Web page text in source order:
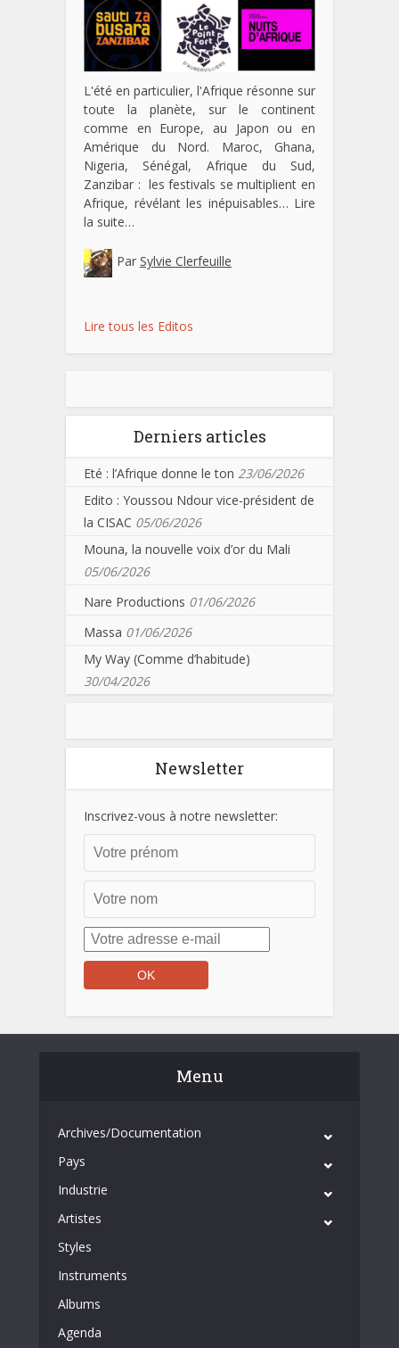
L'été en particulier, l'Afrique résonne sur
toute la planète, sur le continent
comme en Europe, au Japon ou en
Amérique du Nord. Maroc, Ghana,
Nigeria, Sénégal, Afrique du Sud,
Zanzibar : les festivals se multiplient en
Afrique, révélant les inépuisables… Lire
la suite…
Par Sylvie Clerfeuille
Lire tous les Editos
Derniers articles
Eté : l’Afrique donne le ton 23/06/2026
Edito : Youssou Ndour vice-président de
la CISAC 05/06/2026
Mouna, la nouvelle voix d’or du Mali
05/06/2026
Nare Productions 01/06/2026
Massa 01/06/2026
My Way (Comme d’habitude)
30/04/2026
Newsletter
Inscrivez-vous à notre newsletter:
Menu
Archives/Documentation
Pays
Industrie
Artistes
Styles
Instruments
Albums
Agenda